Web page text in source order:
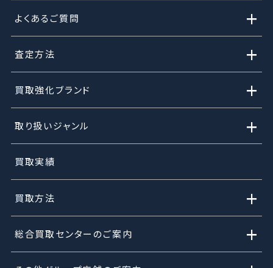
よくあるご質問 +
査定方法 +
買取強化ブランド +
取り扱いジャンル +
買取実績
買取方法 +
総合買取センターのご案内 +